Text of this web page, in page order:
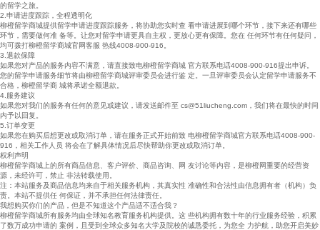
的留学之旅。
2.申请进度跟踪，全程透明化
柳橙留学商城提供留学申请进度跟踪服务，将协助您实时查 看申请进展到哪个环节，接下来还有哪些
环节，需要做何准 备等。让您对留学申请更具自主权，更放心更有保障。您在 任何环节有任何疑问，
均可拨打柳橙留学商城官网客服 热线4008-900-916。
3.退款保障
如果您对产品的服务内容不满意，请直接致电柳橙留学商城 官方联系电话4008-900-916提出申诉。
您的留学申请服务细节将由柳橙留学商城评审委员会进行鉴 定。一旦评审委员会认定留学申请服务不
合格，柳橙留学商 城将承诺全额退款。
4.服务建议
如果您对我们的服务有任何的意见或建议，请发送邮件至 cs@51liucheng.com，我们将在最快的时间
内予以回复。
5.订单变更
如果您在购买后想更改或取消订单，请在服务正式开始前致 电柳橙留学商城官方联系电话4008-900-
916，相关工作人员 将会在了解具体情况后尽快帮助你更改或取消订单。
权利声明
柳橙留学商城上的所有商品信息、客户评价、商品咨询、网 友讨论等内容，是柳橙网重要的经营资
源，未经许可，禁止 非法转载使用。
注：本站服务及商品信息均来自于相关服务机构，其真实性 准确性和合法性由信息拥有者（机构）负
责。本站不提供任 何保证，并不承担任何法律责任。
我想购买你们的产品，但是不知道这个产品适不适合我？
柳橙留学商城所有服务均由全球知名教育服务机构提供。这 些机构拥有数十年的行业服务经验，积累
了数万成功申请的 案例，且受到全球众多知名大学及院校的诚恳委托，为您全 力护航，助您开启美妙